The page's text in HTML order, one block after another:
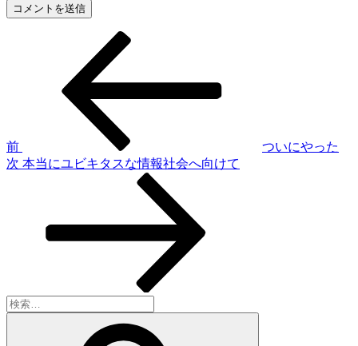
ゲ
ー
前
ついにやった
次
次 本当にユビキタスな情報社会へ向けて
検
索: